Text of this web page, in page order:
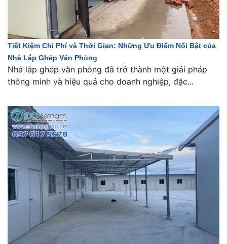
Tiết Kiệm Chi Phí và Thời Gian: Những Ưu Điểm Nổi Bật của
Nhà Lắp Ghép Văn Phòng
Nhà lắp ghép văn phòng đã trở thành một giải pháp
thông minh và hiệu quả cho doanh nghiệp, đặc...